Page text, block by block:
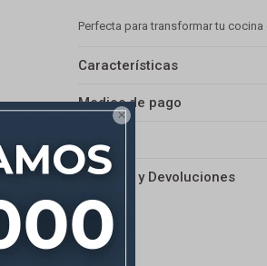

Perfecta para transformar tu
Características
Medios de pago
Cambios y Devoluciones